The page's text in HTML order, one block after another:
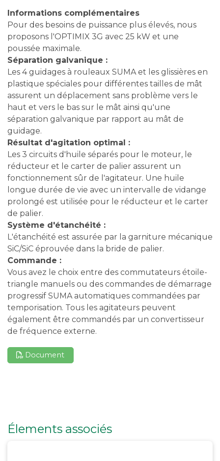
Informations complémentaires
Pour des besoins de puissance plus élevés, nous
proposons l'OPTIMIX 3G avec 25 kW et une
poussée maximale.
Séparation galvanique :
Les 4 guidages à rouleaux SUMA et les glissières en
plastique spéciales pour différentes tailles de mât
assurent un déplacement sans problème vers le
haut et vers le bas sur le mât ainsi qu'une
séparation galvanique par rapport au mât de
guidage.
Résultat d'agitation optimal :
Les 3 circuits d'huile séparés pour le moteur, le
réducteur et le carter de palier assurent un
fonctionnement sûr de l'agitateur. Une huile
longue durée de vie avec un intervalle de vidange
prolongé est utilisée pour le réducteur et le carter
de palier.
Système d'étanchéité :
L'étanchéité est assurée par la garniture mécanique
SiC/SiC éprouvée dans la bride de palier.
Commande :
Vous avez le choix entre des commutateurs étoile-
triangle manuels ou des commandes de démarrage
progressif SUMA automatiques commandées par
temporisation. Tous les agitateurs peuvent
également être commandés par un convertisseur
de fréquence externe.
Document
Élements associés